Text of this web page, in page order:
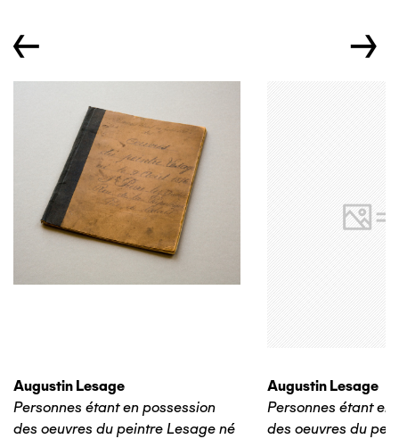
← →
Augustin Lesage
Personnes étant en possession
des oeuvres du peintre Lesage né
Augustin Lesage
Personnes étant en
des oeuvres du